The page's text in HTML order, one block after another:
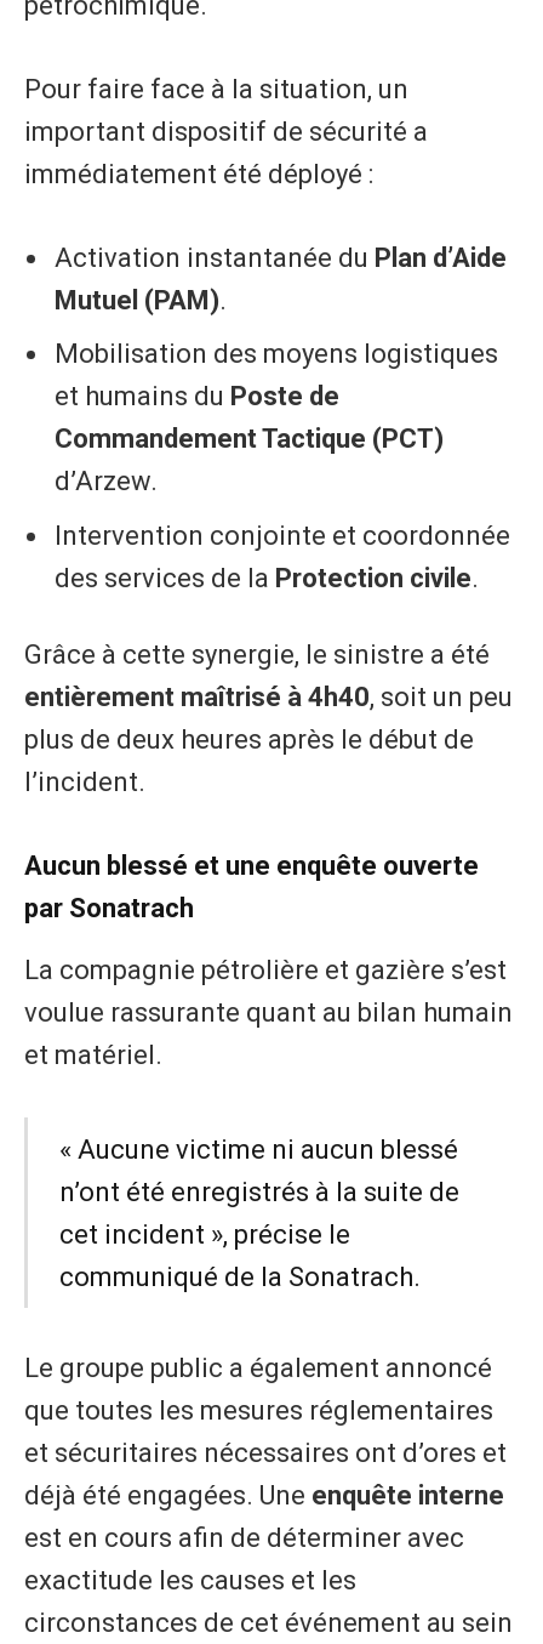
​Pour faire face à la situation, un
important dispositif de sécurité a
immédiatement été déployé :
​Activation instantanée du Plan d’Aide
Mutuel (PAM).
​Mobilisation des moyens logistiques
et humains du Poste de
Commandement Tactique (PCT)
d’Arzew.
​Intervention conjointe et coordonnée
des services de la Protection civile.
​Grâce à cette synergie, le sinistre a été
entièrement maîtrisé à 4h40, soit un peu
plus de deux heures après le début de
l’incident.
​Aucun blessé et une enquête ouverte
par Sonatrach
​La compagnie pétrolière et gazière s’est
voulue rassurante quant au bilan humain
et matériel.
​« Aucune victime ni aucun blessé
n’ont été enregistrés à la suite de
cet incident », précise le
communiqué de la Sonatrach.
​Le groupe public a également annoncé
que toutes les mesures réglementaires
et sécuritaires nécessaires ont d’ores et
déjà été engagées. Une enquête interne
est en cours afin de déterminer avec
exactitude les causes et les
circonstances de cet événement au sein